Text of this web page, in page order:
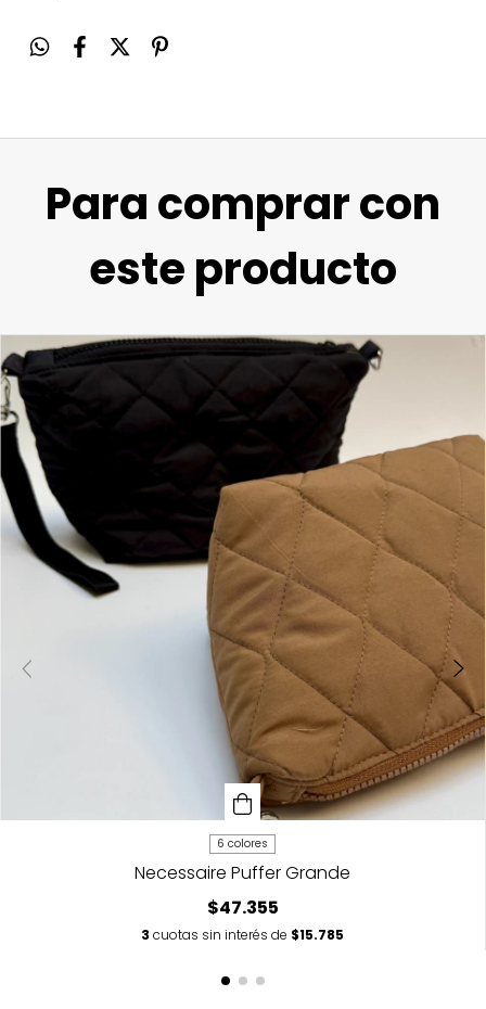
Para comprar con
este producto
6 colores
Necessaire Puffer Grande
$47.355
3 cuotas sin interés de $15.785